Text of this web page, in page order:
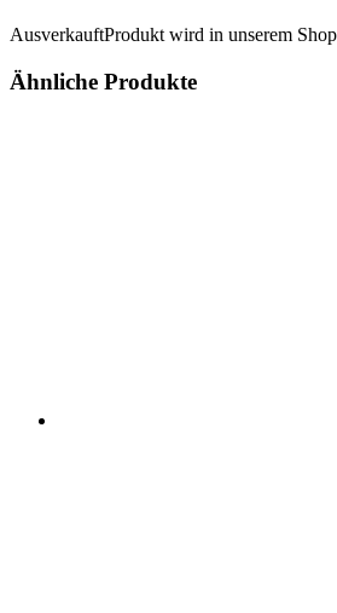
AusverkauftProdukt wird in unserem
Ähnliche Produkte